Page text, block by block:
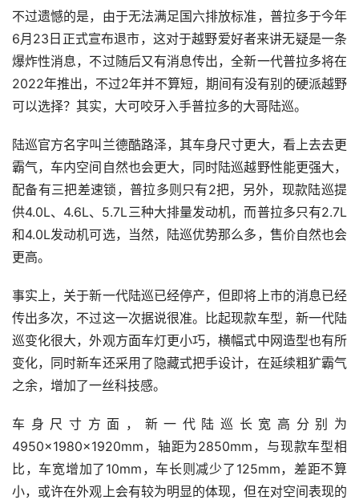
不过遗憾的是，由于无法满足国六排放标准，普拉多于今年
6月23日正式宣布退市，这对于越野爱好者来讲无疑是一条
爆炸性消息，不过随后又有消息传出，全新一代普拉多将在
2022年推出，不过2年并不算短，期间有没有别的硬派越野
可以选择？其实，大可咬牙入手普拉多的大哥陆巡。
陆巡官方名字叫兰德酷路泽，其车身尺寸更大，看上去去更
霸气，车内空间自然也会更大，同时陆巡越野性能更强大，
配备有三把差速锁，普拉多则只有2把，另外，现款陆巡提
供4.0L、4.6L、5.7L三种大排量发动机，而普拉多只有2.7L
和4.0L发动机可选，当然，陆巡优势那么多，售价自然也会
更高。
事实上，关于新一代陆巡已经停产，但即将上市的消息已经
传出多次，不过这一次据说很准。比起现款车型，新一代陆
巡变化很大，外观方面车灯更小巧，横幅式中网造型也有所
变化，同时新车还采用了隐藏式把手设计，在延续粗犷霸气
之余，增加了一丝科技感。
车身尺寸方面，新一代陆巡长宽高分别为
4950×1980×1920mm，轴距为2850mm，与现款车型相
比，车宽增加了10mm，车长则减少了125mm，差距不算
小，或许在外观上会有较为明显的体现，但在对空间表现的